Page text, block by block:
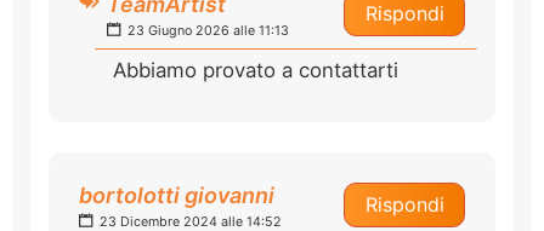
Rispondi
23 Giugno 2026 alle 11:13
Abbiamo provato a contattarti
Rispondi
bortolotti giovanni
23 Dicembre 2024 alle 14:52